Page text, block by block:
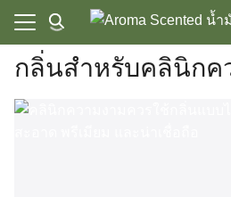
content
ก
งหมด
ก
กลิ่นสำหรับคลินิกค